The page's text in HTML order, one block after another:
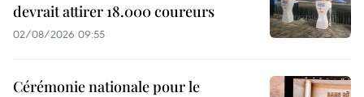
devrait attirer 18.000 coureurs
02/08/2026 09:55
Cérémonie nationale pour le